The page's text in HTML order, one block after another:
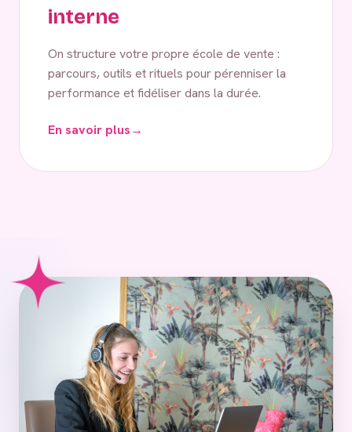
interne
On structure votre propre école de vente :
parcours, outils et rituels pour pérenniser la
performance et fidéliser dans la durée.
En savoir plus→